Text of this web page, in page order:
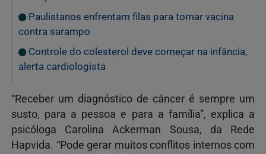
Paulistanos enfrentam filas para tomar vacina
contra sarampo
Controle do colesterol deve começar na infância,
alerta cardiologista
“Receber um diagnóstico de câncer é sempre um
susto, para a pessoa e para a família”, explica a
psicóloga Carolina Ackerman Sousa, da Rede
Hapvida. “Pode gerar muitos conflitos internos com